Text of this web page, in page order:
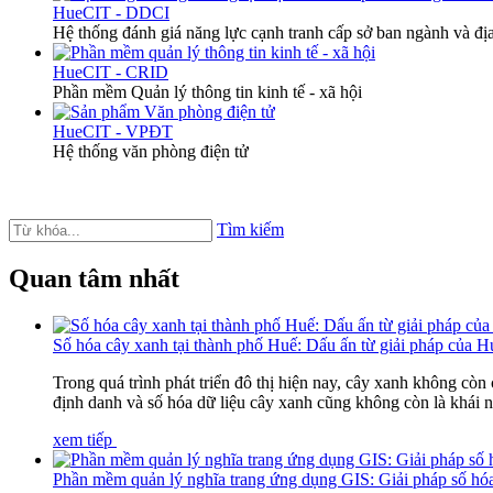
HueCIT - DDCI
Hệ thống đánh giá năng lực cạnh tranh cấp sở ban ngành và
HueCIT - CRID
Phần mềm Quản lý thông tin kinh tế - xã hội
HueCIT - VPĐT
Hệ thống văn phòng điện tử
Tìm kiếm
Quan tâm nhất
Số hóa cây xanh tại thành phố Huế: Dấu ấn từ giải pháp của
Trong quá trình phát triển đô thị hiện nay, cây xanh không
định danh và số hóa dữ liệu cây xanh cũng không còn là
xem tiếp
Phần mềm quản lý nghĩa trang ứng dụng GIS: Giải pháp số